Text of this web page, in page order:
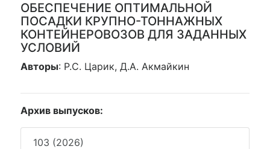
ОБЕСПЕЧЕНИЕ ОПТИМАЛЬНОЙ
ПОСАДКИ КРУПНО-ТОННАЖНЫХ
КОНТЕЙНЕРОВОЗОВ ДЛЯ ЗАДАННЫХ
УСЛОВИЙ
Авторы: Р.С. Царик, Д.А. Акмайкин
Архив выпусков:
103 (2026)